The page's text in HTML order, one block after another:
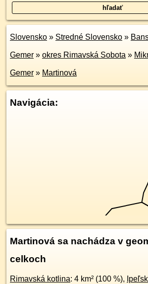
Slovensko » Stredné Slovensko »
Gemer » okres Rimavská Sobota »
Gemer » Martinová
Navigácia:
Martinová sa nachádza v
celkoch
Rimavská kotlina: 4 km² (100 %),